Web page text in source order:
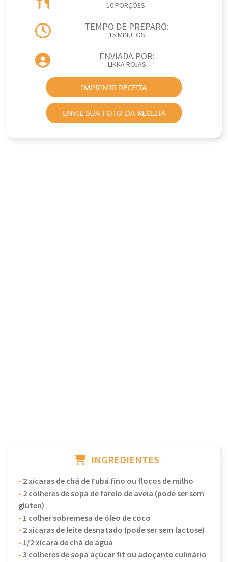
10 PORÇÕES
TEMPO DE PREPARO:
15 MINUTOS
ENVIADA POR:
LIKKA ROJAS
IMPRIMIR RECEITA
ENVIE SUA FOTO DA RECEITA
INGREDIENTES
- 2 xícaras de chá de Fubá fino ou flocos de milho
- 2 colheres de sopa de farelo de aveia (pode ser sem
glúten)
- 1 colher sobremesa de óleo de coco
- 2 xicaras de leite desnatado (pode ser sem lactose)
- 1/2 xícara de chá de água
-3 colheres de sopa açúcar fit ou adoçante culinário